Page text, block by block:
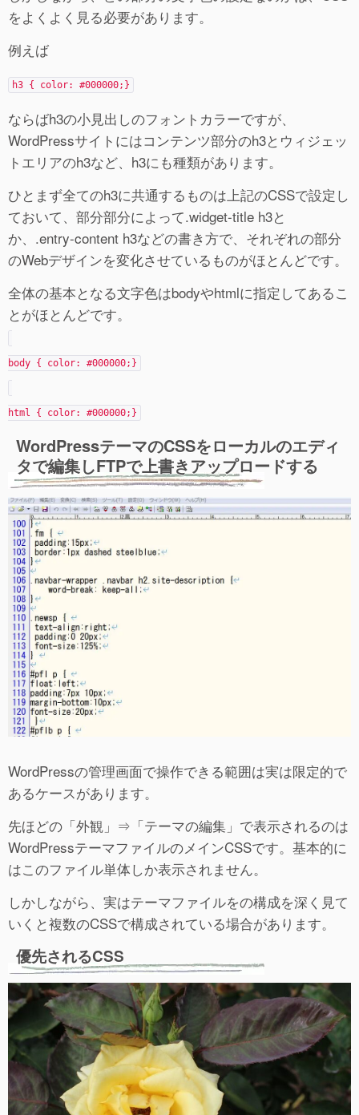
をよくよく見る必要があります。
例えば
h3 { color: #000000;}
ならばh3の小見出しのフォントカラーですが、
WordPressサイトにはコンテンツ部分のh3とウィジェッ
トエリアのh3など、h3にも種類があります。
ひとまず全てのh3に共通するものは上記のCSSで設定し
ておいて、部分部分によって.widget-title h3と
か、.entry-content h3などの書き方で、それぞれの部分
のWebデザインを変化させているものがほとんどです。
全体の基本となる文字色はbodyやhtmlに指定してあるこ
とがほとんどです。
body { color: #000000;}
html { color: #000000;}
WordPressテーマのCSSをローカルのエディ
タで編集しFTPで上書きアップロードする
WordPressの管理画面で操作できる範囲は実は限定的で
あるケースがあります。
先ほどの「外観」⇒「テーマの編集」で表示されるのは
WordPressテーマファイルのメインCSSです。基本的に
はこのファイル単体しか表示されません。
しかしながら、実はテーマファイルをの構成を深く見て
いくと複数のCSSで構成されている場合があります。
優先されるCSS